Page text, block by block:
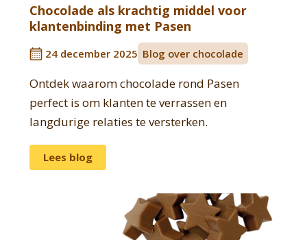
Chocolade als krachtig middel voor
klantenbinding met Pasen
24 december 2025 Blog over chocolade
Ontdek waarom chocolade rond Pasen
perfect is om klanten te verrassen en
langdurige relaties te versterken.
Lees blog